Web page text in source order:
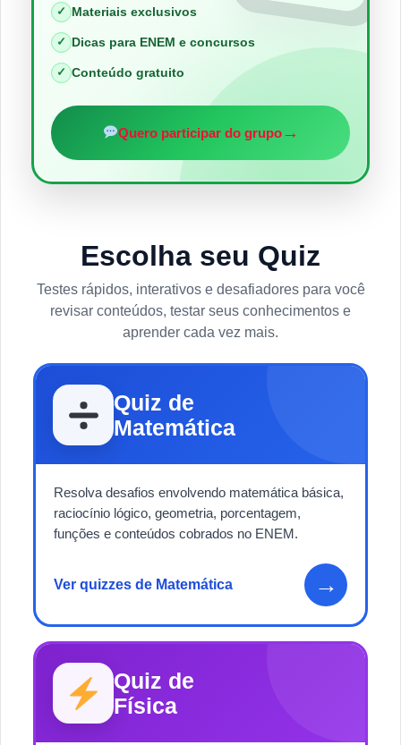
✓ Materiais exclusivos
✓ Dicas para ENEM e concursos
✓ Conteúdo gratuito
Quero participar do grupo→
Escolha seu Quiz
Testes rápidos, interativos e desafiadores para você
revisar conteúdos, testar seus conhecimentos e
aprender cada vez mais.
Quiz de
Matemática
Resolva desafios envolvendo matemática básica,
raciocínio lógico, geometria, porcentagem,
funções e conteúdos cobrados no ENEM.
Ver quizzes de Matemática →
Quiz de
Física